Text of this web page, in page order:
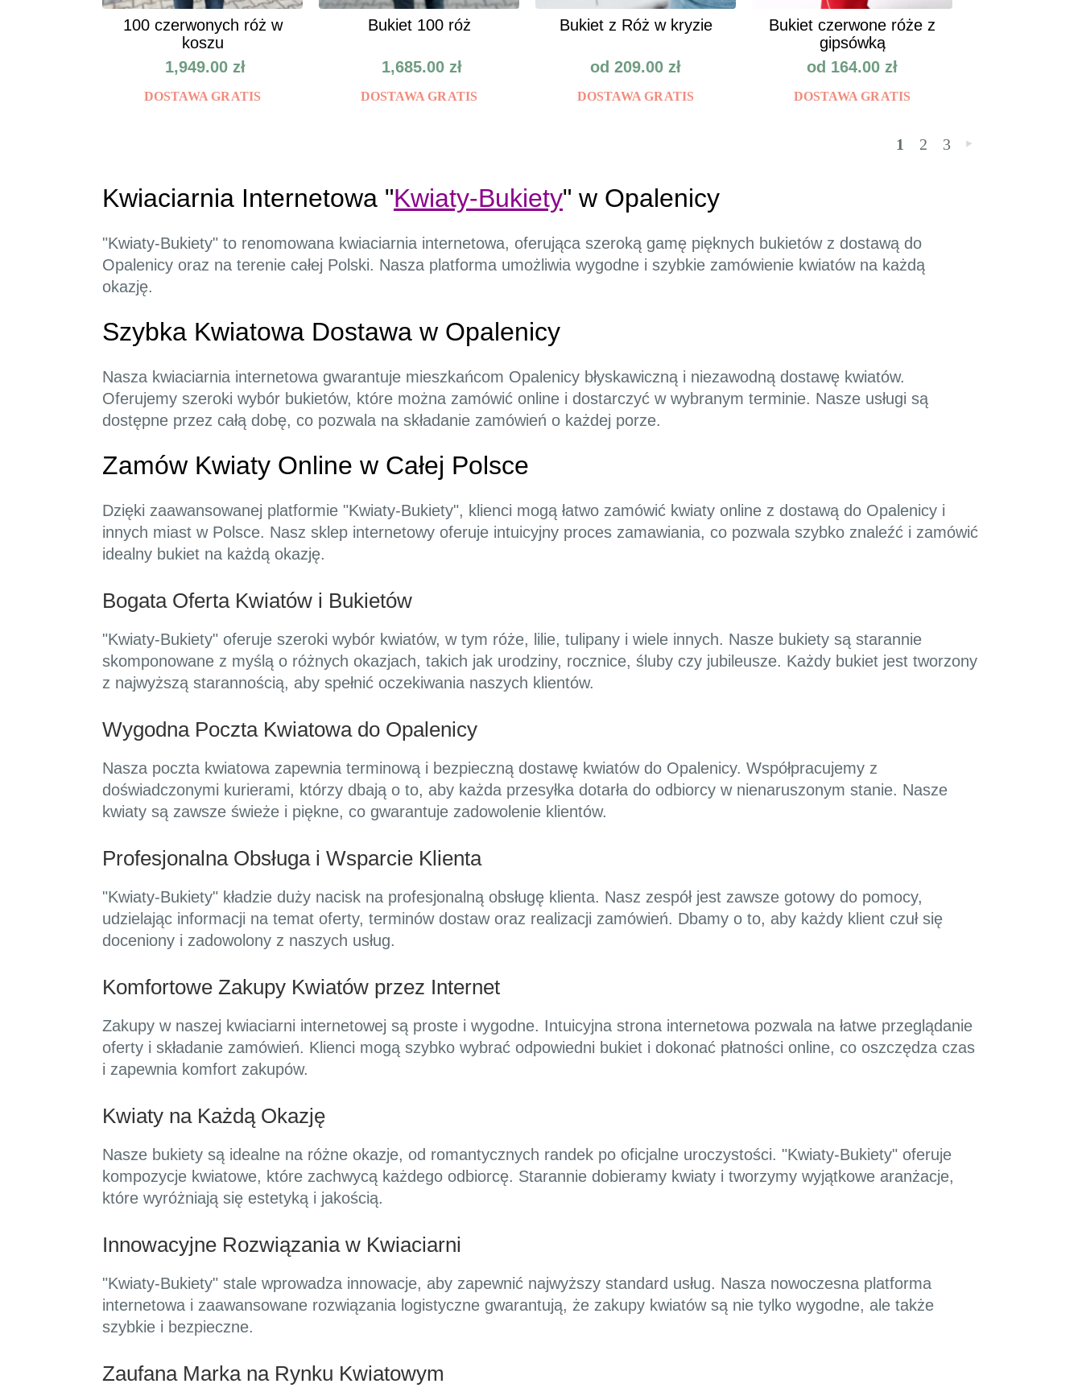
100 czerwonych róż w
koszu
1,949.00 zł
DOSTAWA GRATIS
Bukiet 100 róż
1,685.00 zł
DOSTAWA GRATIS
Bukiet z Róż w kryzie
od 209.00 zł
DOSTAWA GRATIS
Bukiet czerwone róże z
gipsówką
od 164.00 zł
DOSTAWA GRATIS
1 2 3 »
Kwiaciarnia Internetowa "Kwiaty-Bukiety" w Opalenicy
"Kwiaty-Bukiety" to renomowana kwiaciarnia internetowa, oferująca szeroką gamę pięknych bukietów z dostawą do
Opalenicy oraz na terenie całej Polski. Nasza platforma umożliwia wygodne i szybkie zamówienie kwiatów na każdą
okazję.
Szybka Kwiatowa Dostawa w Opalenicy
Nasza kwiaciarnia internetowa gwarantuje mieszkańcom Opalenicy błyskawiczną i niezawodną dostawę kwiatów.
Oferujemy szeroki wybór bukietów, które można zamówić online i dostarczyć w wybranym terminie. Nasze usługi są
dostępne przez całą dobę, co pozwala na składanie zamówień o każdej porze.
Zamów Kwiaty Online w Całej Polsce
Dzięki zaawansowanej platformie "Kwiaty-Bukiety", klienci mogą łatwo zamówić kwiaty online z dostawą do Opalenicy i
innych miast w Polsce. Nasz sklep internetowy oferuje intuicyjny proces zamawiania, co pozwala szybko znaleźć i zamówić
idealny bukiet na każdą okazję.
Bogata Oferta Kwiatów i Bukietów
"Kwiaty-Bukiety" oferuje szeroki wybór kwiatów, w tym róże, lilie, tulipany i wiele innych. Nasze bukiety są starannie
skomponowane z myślą o różnych okazjach, takich jak urodziny, rocznice, śluby czy jubileusze. Każdy bukiet jest tworzony
z najwyższą starannością, aby spełnić oczekiwania naszych klientów.
Wygodna Poczta Kwiatowa do Opalenicy
Nasza poczta kwiatowa zapewnia terminową i bezpieczną dostawę kwiatów do Opalenicy. Współpracujemy z
doświadczonymi kurierami, którzy dbają o to, aby każda przesyłka dotarła do odbiorcy w nienaruszonym stanie. Nasze
kwiaty są zawsze świeże i piękne, co gwarantuje zadowolenie klientów.
Profesjonalna Obsługa i Wsparcie Klienta
"Kwiaty-Bukiety" kładzie duży nacisk na profesjonalną obsługę klienta. Nasz zespół jest zawsze gotowy do pomocy,
udzielając informacji na temat oferty, terminów dostaw oraz realizacji zamówień. Dbamy o to, aby każdy klient czuł się
doceniony i zadowolony z naszych usług.
Komfortowe Zakupy Kwiatów przez Internet
Zakupy w naszej kwiaciarni internetowej są proste i wygodne. Intuicyjna strona internetowa pozwala na łatwe przeglądanie
oferty i składanie zamówień. Klienci mogą szybko wybrać odpowiedni bukiet i dokonać płatności online, co oszczędza czas
i zapewnia komfort zakupów.
Kwiaty na Każdą Okazję
Nasze bukiety są idealne na różne okazje, od romantycznych randek po oficjalne uroczystości. "Kwiaty-Bukiety" oferuje
kompozycje kwiatowe, które zachwycą każdego odbiorcę. Starannie dobieramy kwiaty i tworzymy wyjątkowe aranżacje,
które wyróżniają się estetyką i jakością.
Innowacyjne Rozwiązania w Kwiaciarni
"Kwiaty-Bukiety" stale wprowadza innowacje, aby zapewnić najwyższy standard usług. Nasza nowoczesna platforma
internetowa i zaawansowane rozwiązania logistyczne gwarantują, że zakupy kwiatów są nie tylko wygodne, ale także
szybkie i bezpieczne.
Zaufana Marka na Rynku Kwiatowym